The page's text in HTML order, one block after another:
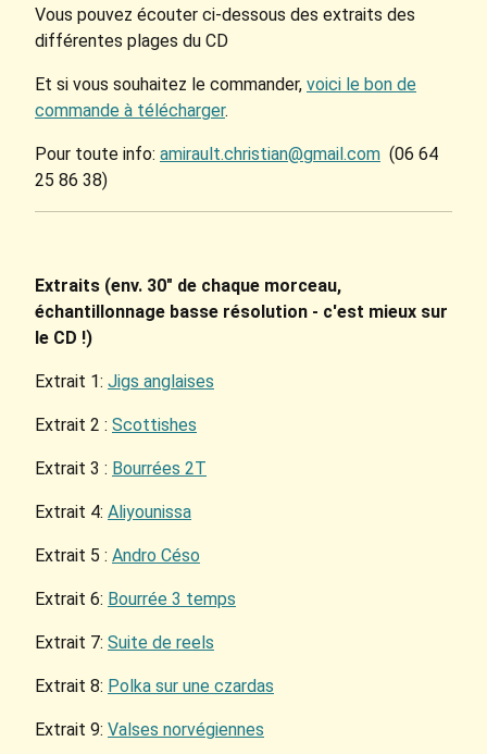
Vous pouvez écouter ci-dessous des extraits des
différentes plages du CD
Et si vous souhaitez le commander, voici le bon de
commande à télécharger.
Pour toute info: amirault.christian@gmail.com (06 64
25 86 38)
Extraits (env. 30" de chaque morceau,
échantillonnage basse résolution - c'est mieux sur
le CD !)
Extrait 1: Jigs anglaises
Extrait 2 : Scottishes
Extrait 3 : Bourrées 2T
Extrait 4: Aliyounissa
Extrait 5 : Andro Céso
Extrait 6: Bourrée 3 temps
Extrait 7: Suite de reels
Extrait 8: Polka sur une czardas
Extrait 9: Valses norvégiennes